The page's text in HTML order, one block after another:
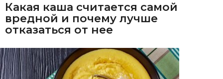
Какая каша считается самой
вредной и почему лучше
отказаться от нее